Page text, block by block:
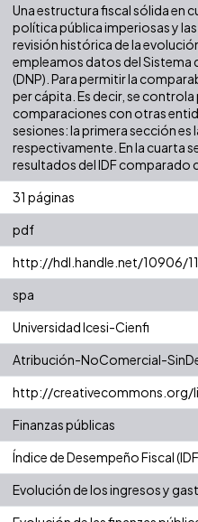
Una estructura fiscal sólida en
política pública imperiosas y
revisión histórica de la
empleamos datos del Sistema
(DNP). Para permitir la
per cápita. Es decir, se
comparaciones con otras
sesiones: la primera sección
respectivamente. En la cuarta
resultados del IDF comparado
31 páginas
pdf
http://hdl.handle.net/10906/
spa
Universidad Icesi-Cienfi
Atribución-NoComercial-
http://
Finanzas públicas
Índice de Desempeño Fiscal
Evolución de los ingresos y